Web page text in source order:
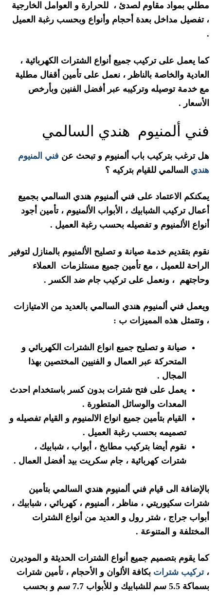
مطلي بمواد مقاوم لصدئ ، للحرارة و العوامل الخارجية
، تفصيل مداخل بعدة أحجام وأنواع وبحسب رغبة العميل
.
كما يعمل على تركيب جميع أنواع الشترات الكهربائية ،
العادية والخاصة بالناظر ، نعمل على تأمين أقفال مطلية
مع خدمة توصيله وتركيبه عبر أفضل الفنين وبأرخص
الأسعار .
فني ألمنيوم هندي السالمي
هل ترغب بتركيب باب ألمنيوم و تبحث عن فني المنيوم
هندي السالمي للقيام بتركيه ؟
يمكنكم الاعتماد على فني ألمنيوم هندي السالمي بجميع
أعمال تركيب الشبابيك ، الأبواب الألمنيوم ، تأمين أجود
أنواع الألمنيوم و تفصيله بحسب رغبة العميل .
نقوم بتقديم خدمة صيانة و تصليح الألمنيوم بالمنازل لتوفير
الراحة للعميل ، مع تأمين جميع مستلزمات العملاء
وحاجتهم ، ونعمل على تركيب جام ضد الكسر .
ويعمل فني ألمنيوم هندي السالمي بالعديد من الامتيازات
، وتتمثل هذه المميزات ب :
صيانة و تصليح جميع انواع الشترات الكهربائي و
المتحركة عبر العمال و الفنيين المختصين بهذا
المجال .
يعمل على فتح شترات بدون كسر باستخدام احدث
المعدات والوسائل المتطورة .
القيام بتأمين جميع انواع الالمنيوم و القيام تفصيله و
تصميمه بحسب رغبة العميل .
نقوم أيضا بتركيب مطابخ ، أبواب ، شبابيك ،
شترات كهربائية ، جام سكريت بيد أفضل العمال .
بالإضافة الى قيام فني ألمنيوم هندي السالمي بتأمين
شترات سكيوريتي ، مناظر ، ألمنيوم ، كهربائي ، شبابيك ،
أبواب جراج ، شتر رول و العديد من أنواع الشترات
المختلفة و المتنوعة .
كما يقوم بتصميم جميع أنواع الشترات الحديثة و الموديرن
،تركيب شترات بكافة الألوان و الأحجام ، تأمين شترات
بسماكة 5.5 سم للشبابيك و للأبواب 7.7 سم و بحسب